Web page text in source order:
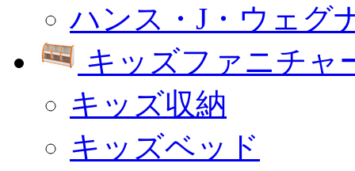
ハンス・J・ウェグ
キッズファニチャ
キッズ収納
キッズベッド